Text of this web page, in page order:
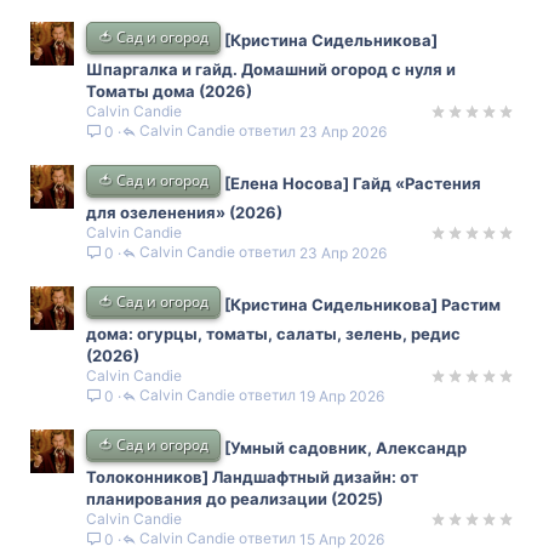
🍅 Сад и огород
[Кристина Сидельникова]
Шпаргалка и гайд. Домашний огород с нуля и
Томаты дома (2026)
Calvin Candie
0
23 Апр 2026
Calvin Candie
🍅 Сад и огород
[Елена Носова] Гайд «Растения
для озеленения» (2026)
Calvin Candie
0
23 Апр 2026
Calvin Candie
🍅 Сад и огород
[Кристина Сидельникова] Растим
дома: огурцы, томаты, салаты, зелень, редис
(2026)
Calvin Candie
0
19 Апр 2026
Calvin Candie
🍅 Сад и огород
[Умный садовник, Александр
Толоконников] Ландшафтный дизайн: от
планирования до реализации (2025)
Calvin Candie
0
15 Апр 2026
Calvin Candie